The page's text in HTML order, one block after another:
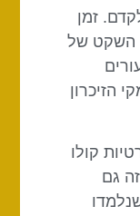
זמן
השקט של
הזיכרון
קולו
גם